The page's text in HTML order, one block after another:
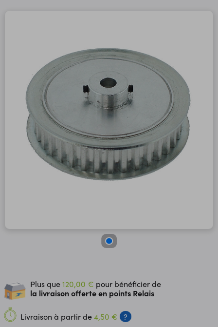
Plus que120,00 € pour bénéficier de
la livraison offerte en points Relais
Livraison à partir de4,50 € ?